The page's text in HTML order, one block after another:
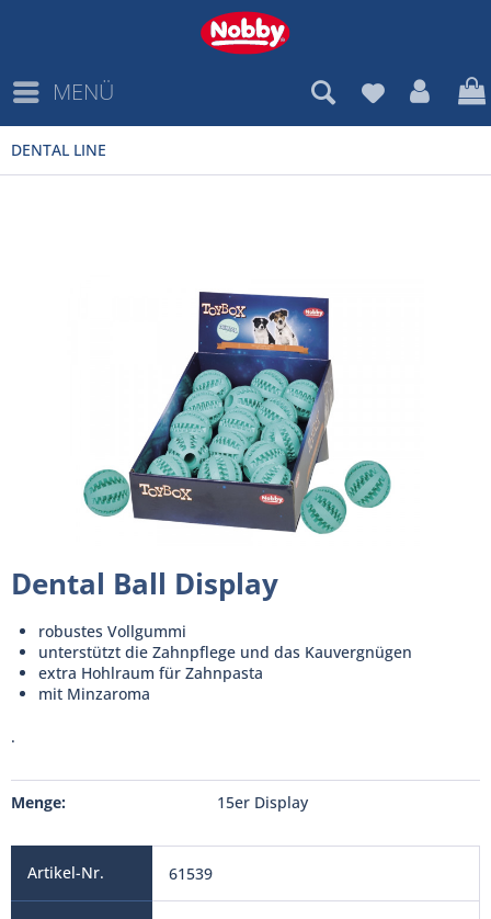
MENÜ
DENTAL LINE
Dental Ball Display
robustes Vollgummi
unterstützt die Zahnpflege und das Kauvergnügen
extra Hohlraum für Zahnpasta
mit Minzaroma
.
Menge: 15er Display
61539